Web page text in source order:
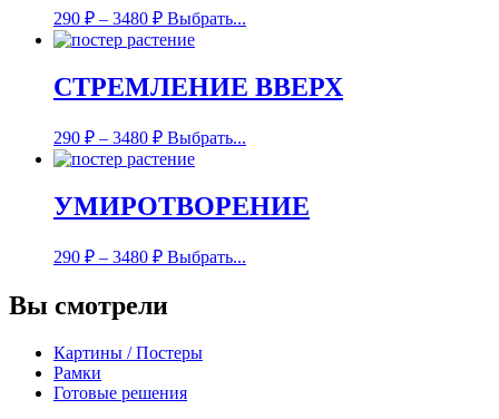
290 ₽ – 3480 ₽ Выбрать...
СТРЕМЛЕНИЕ ВВЕРХ
290 ₽ – 3480 ₽ Выбрать...
УМИРОТВОРЕНИЕ
290 ₽ – 3480 ₽ Выбрать...
Вы смотрели
Картины / Постеры
Рамки
Готовые решения